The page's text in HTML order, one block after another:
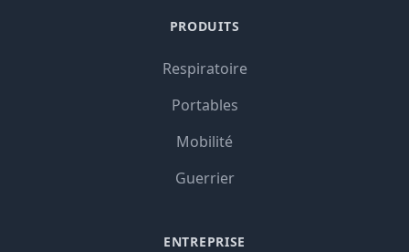
PRODUITS
Respiratoire
Portables
Mobilité
Guerrier
ENTREPRISE